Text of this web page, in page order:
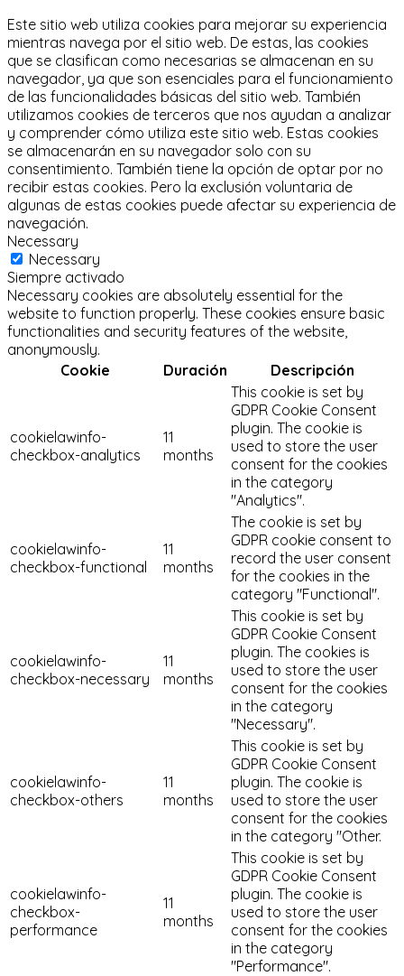
Este sitio web utiliza cookies para mejorar su experiencia
mientras navega por el sitio web. De estas, las cookies
que se clasifican como necesarias se almacenan en su
navegador, ya que son esenciales para el funcionamiento
de las funcionalidades básicas del sitio web. También
utilizamos cookies de terceros que nos ayudan a analizar
y comprender cómo utiliza este sitio web. Estas cookies
se almacenarán en su navegador solo con su
consentimiento. También tiene la opción de optar por no
recibir estas cookies. Pero la exclusión voluntaria de
algunas de estas cookies puede afectar su experiencia de
navegación.
Necessary
Necessary
Siempre activado
Necessary cookies are absolutely essential for the
website to function properly. These cookies ensure basic
functionalities and security features of the website,
anonymously.
Cookie
Duración Descripción
cookielawinfo-
checkbox-analytics
11
months
This cookie is set by
GDPR Cookie Consent
plugin. The cookie is
used to store the user
consent for the cookies
in the category
"Analytics".
cookielawinfo-
checkbox-functional
11
months
The cookie is set by
GDPR cookie consent to
record the user consent
for the cookies in the
category "Functional".
cookielawinfo-
checkbox-necessary
11
months
This cookie is set by
GDPR Cookie Consent
plugin. The cookies is
used to store the user
consent for the cookies
in the category
"Necessary".
cookielawinfo-
checkbox-others
11
months
This cookie is set by
GDPR Cookie Consent
plugin. The cookie is
used to store the user
consent for the cookies
in the category "Other.
cookielawinfo-
checkbox-
performance
11
months
This cookie is set by
GDPR Cookie Consent
plugin. The cookie is
used to store the user
consent for the cookies
in the category
"Performance".